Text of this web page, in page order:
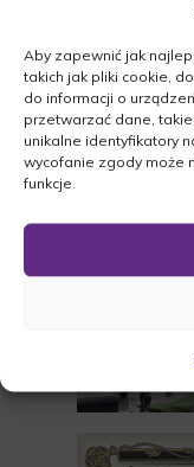
Aby zapewnić jak
takich jak pliki cookie,
do informacji o
przetwarzać dane,
unikalne identyfikatory
wycofanie zgody może
funkcje.